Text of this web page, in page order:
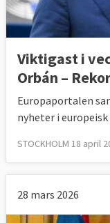
Viktigast i
Orbán –
Europaportalen
nyheter i
STOCKHOLM 18 april
28 mars 2026